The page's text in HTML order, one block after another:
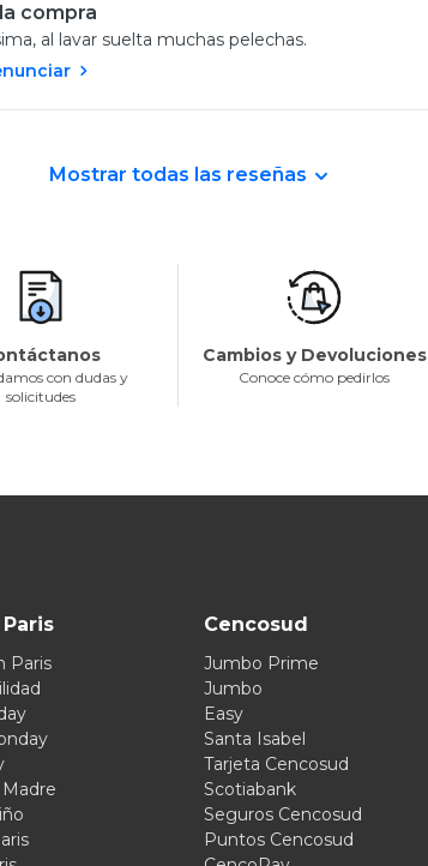
compra
al lavar suelta muchas pelechas.
Mostrar todas las reseñas
con dudas y
solicitudes
Cambios y Devoluciones
Conoce cómo pedirlos
Paris
Cencosud
Jumbo Prime
Jumbo
Easy
Santa Isabel
Tarjeta Cencosud
Scotiabank
Seguros Cencosud
Puntos Cencosud